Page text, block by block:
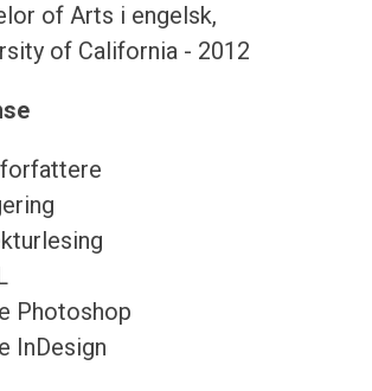
of Arts i engelsk,
of California - 2012
Photoshop
InDesign